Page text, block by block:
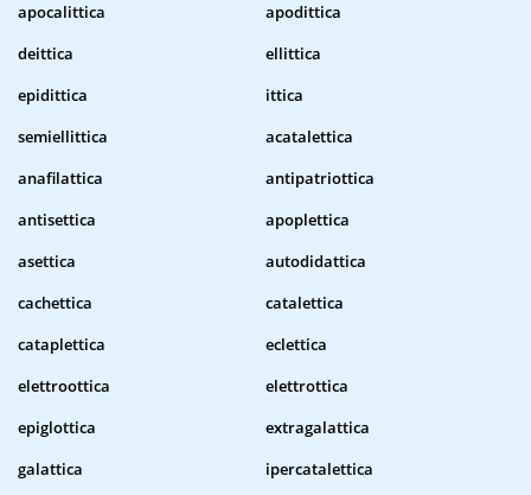
apocalittica
apodittica
deittica
ellittica
epidittica
ittica
semiellittica
acatalettica
anafilattica
antipatriottica
antisettica
apoplettica
asettica
autodidattica
cachettica
catalettica
cataplettica
eclettica
elettroottica
elettrottica
epiglottica
extragalattica
galattica
ipercatalettica